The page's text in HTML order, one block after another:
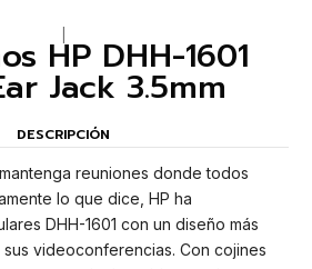
HP DHH-1601
Jack 3.5mm
DESCRIPCIÓN
reuniones donde todos
lo que dice, HP ha
DHH-1601 con un diseño más
videoconferencias. Con cojines